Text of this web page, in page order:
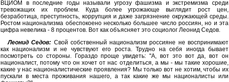
ВЦИОМ в последние годы называли угрозу фашизма и экстремизма среди
тревожащих их проблем. Куда более угрожающе выглядит рост цен,
безработица, преступность, коррупция и даже загрязнение окружающей среды.
Ростом национализма обеспокоено несколько большее число россиян, но и эта
цифра невелика - 8 процентов. Вот как объясняет это социолог Леонид Седов.
Леонид Седов: Свой собственный национализм россияне не воспринимают
как национализм и не чувствуют его роста. Трудно на себя иногда бывает
посмотреть со стороны. Гораздо проще увидеть: "А, вот это вот да, вот он
националист, потому что он хочет от нас отделиться, а мы - мы такие хорошие,
какие у нас националистические проявления? Мы только вот не хотим, чтобы их
пускали в места проживания нашего, а так какие же мы националисты или